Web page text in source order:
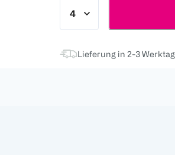
Lieferung in 2-3